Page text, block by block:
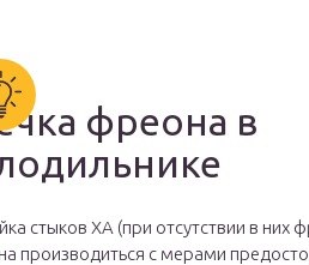
фреона в
стыков ХА (при отсутствии в них
производиться с мерами